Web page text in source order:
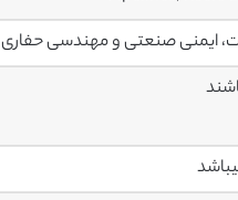
ایمنی صنعتی و مهندسی حفاری